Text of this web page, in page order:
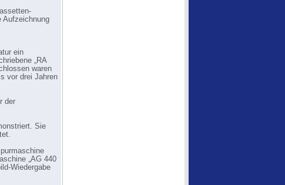
Aufzeichnung
ein
„RA
waren
vor drei Jahren
der
Sie
„AG 440
Wiedergabe